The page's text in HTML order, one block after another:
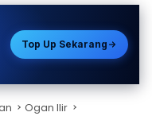
Top Up Sekarang
Ogan Ilir